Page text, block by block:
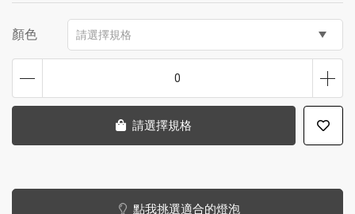
顏色 請選擇規格
0
請選擇規格
點我挑選適合的燈泡